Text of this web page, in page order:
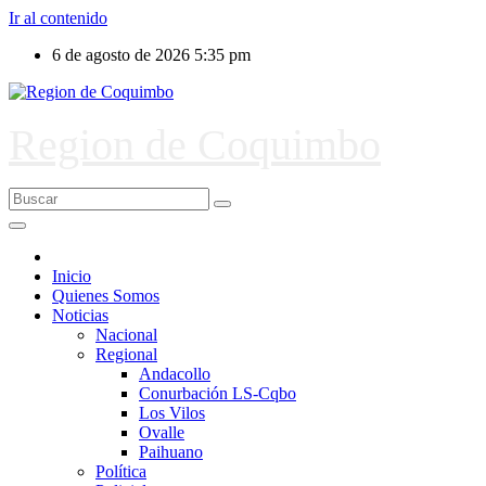
Ir al contenido
6 de agosto de 2026 5:35 pm
Inicio
Quienes Somos
Noticias
Nacional
Regional
Andacollo
Conurbación LS-Cqbo
Los Vilos
Ovalle
Paihuano
Política